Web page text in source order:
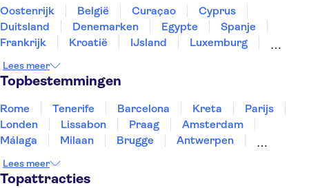
Athens Archeological Museum
Achilleion Palace
Elafonisi
Paleokastritsa Monastery
Santorini Volcano
Oostenrijk België Curaçao
Cyprus
Duitsland
Denemarken Egypte
Spanje
Frankrijk
Kroatië IJsland
Luxemburg
Slovenië
Thailand
Lees meer
Topbestemmingen
Rome Tenerife Barcelona Kreta
Parijs
Londen
Lissabon Praag
Amsterdam
Málaga
Milaan Brugge
Antwerpen
Eindhoven
Lees meer
Topattracties